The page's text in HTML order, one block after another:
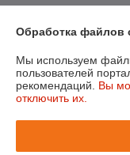
Обработка файлов
Мы используем
пользователей
рекомендаций. Вы
отключить их.